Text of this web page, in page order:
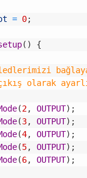
= 0;
( )
{
olarak
(2, OUTPUT) ;
(3, OUTPUT) ;
(4, OUTPUT) ;
(5, OUTPUT) ;
(6, OUTPUT) ;